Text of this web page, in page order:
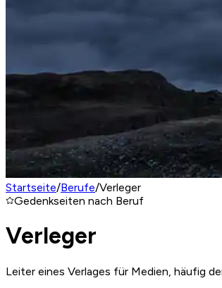
Startseite/Berufe/Verleger
Gedenkseiten nach Beruf
Verleger
Leiter eines Verlages für Medien, häufig